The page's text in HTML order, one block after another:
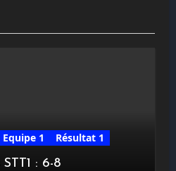
Equipe 1
Résultat 1
STT1 : 6-8